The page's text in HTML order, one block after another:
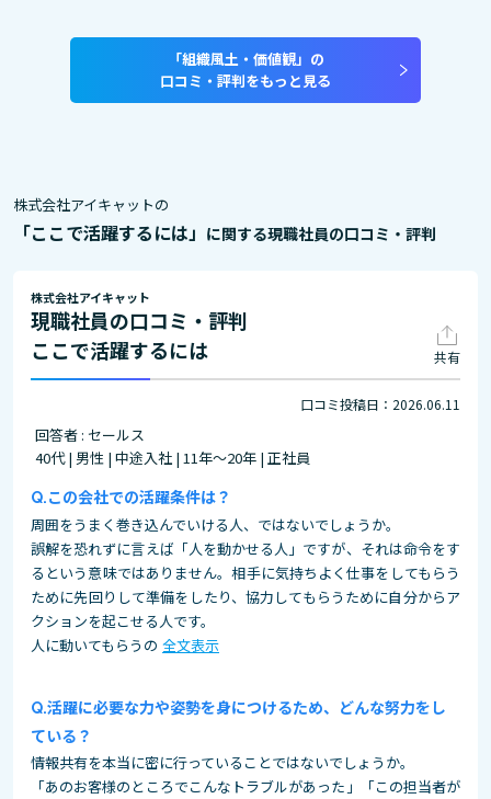
「組織風土・価値観」の
口コミ・評判をもっと見る
株式会社アイキャットの
「ここで活躍するには」 に関する現職社員の口コミ・評判
株式会社アイキャット
現職社員の口コミ・評判
ここで活躍するには
共有
口コミ投稿日：2026.06.11
回答者 : セールス
40代 | 男性 | 中途入社 | 11年～20年 | 正社員
この会社での活躍条件は？
周囲をうまく巻き込んでいける人、ではないでしょうか。
誤解を恐れずに言えば「人を動かせる人」ですが、それは命令をす
るという意味ではありません。相手に気持ちよく仕事をしてもらう
ために先回りして準備をしたり、協力してもらうために自分からア
クションを起こせる人です。
人に動いてもらうの 全文表示
活躍に必要な力や姿勢を身につけるため、どんな努力をし
ている？
情報共有を本当に密に行っていることではないでしょうか。
「あのお客様のところでこんなトラブルがあった」「この担当者が